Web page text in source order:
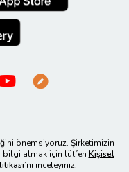
önemsiyoruz. Şirketimizin
bilgi almak için lütfen Kişisel
’nı inceleyiniz.